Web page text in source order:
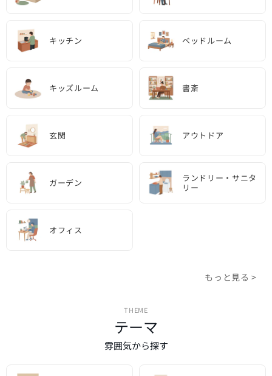
キッチン ベッドルーム
キッズルーム 書斎
玄関 アウトドア
ガーデン
ランドリー・サニタ
リー
オフィス
もっと見る >
THEME
テーマ
雰囲気から探す